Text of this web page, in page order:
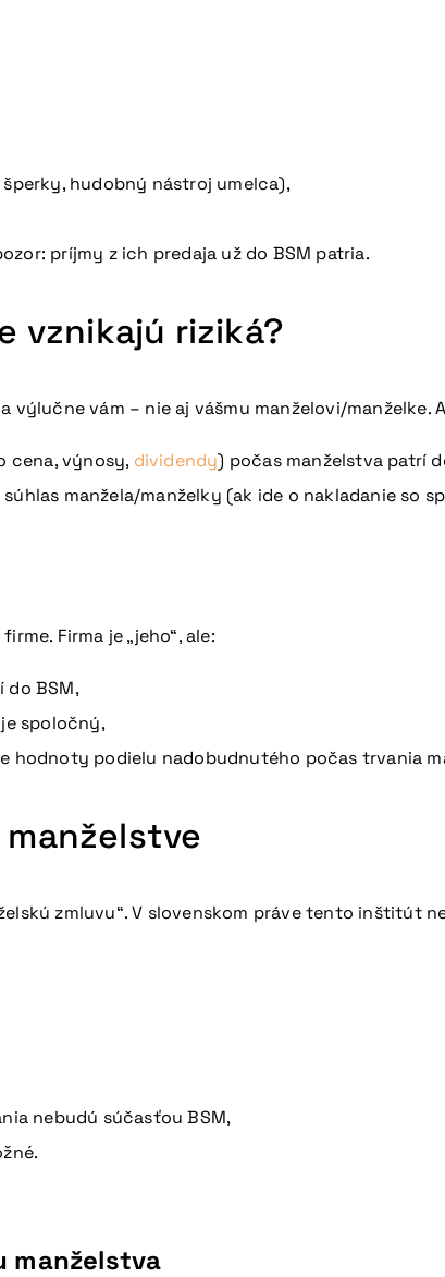
hudobný nástroj umelca),
príjmy z ich predaja už do BSM patria.
vznikajú riziká?
vám – nie aj vášmu manželovi/manželke.
cena, výnosy, dividendy) počas manželstva patrí
manžela/manželky (ak ide o nakladanie so
Firma je „jeho“, ale:
do BSM,
spoločný,
hodnoty podielu nadobudnutého počas trvania
zmluvu“. V slovenskom práve tento inštitút
nebudú súčasťou BSM,
manželstva